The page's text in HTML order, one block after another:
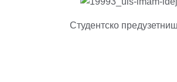
Студентско